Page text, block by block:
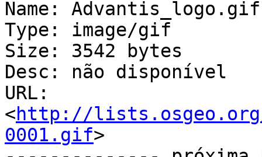
Name: Advantis_logo.gif
Type: image/gif
Size: 3542 bytes
Desc: não disponível
URL:
<http://lists.osgeo.org/
0001.gif>